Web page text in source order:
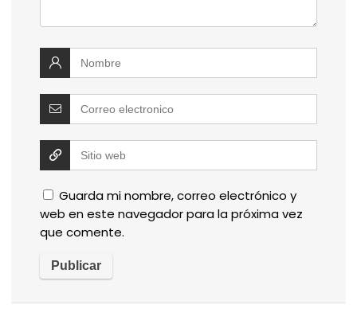
Guarda mi nombre, correo electrónico y
web en este navegador para la próxima vez
que comente.